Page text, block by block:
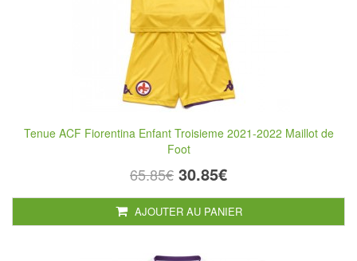
Tenue ACF Fiorentina Enfant Troisieme 2021-2022 Maillot de
Foot
65.85€ 30.85€
AJOUTER AU PANIER